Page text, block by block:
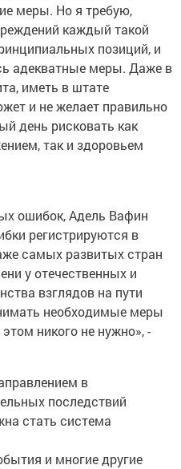
меры. Но я требую,
каждый такой
позиций, и
адекватные меры. Даже в
иметь в штате
и не желает правильно
день рисковать как
так и здоровьем
ошибок, Адель Вафин
регистрируются в
самых развитых стран
у отечественных и
взглядов на пути
необходимые меры
никого не нужно», -
в
последствий
стать система
и многие другие